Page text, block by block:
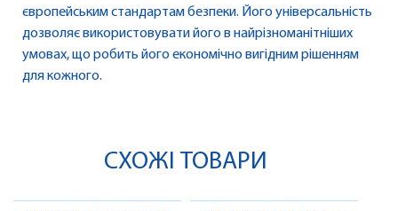
європейським стандартам безпеки. Його універсальність
дозволяє використовувати його в найрізноманітніших
умовах, що робить його економічно вигідним рішенням
для кожного.
СХОЖІ ТОВАРИ